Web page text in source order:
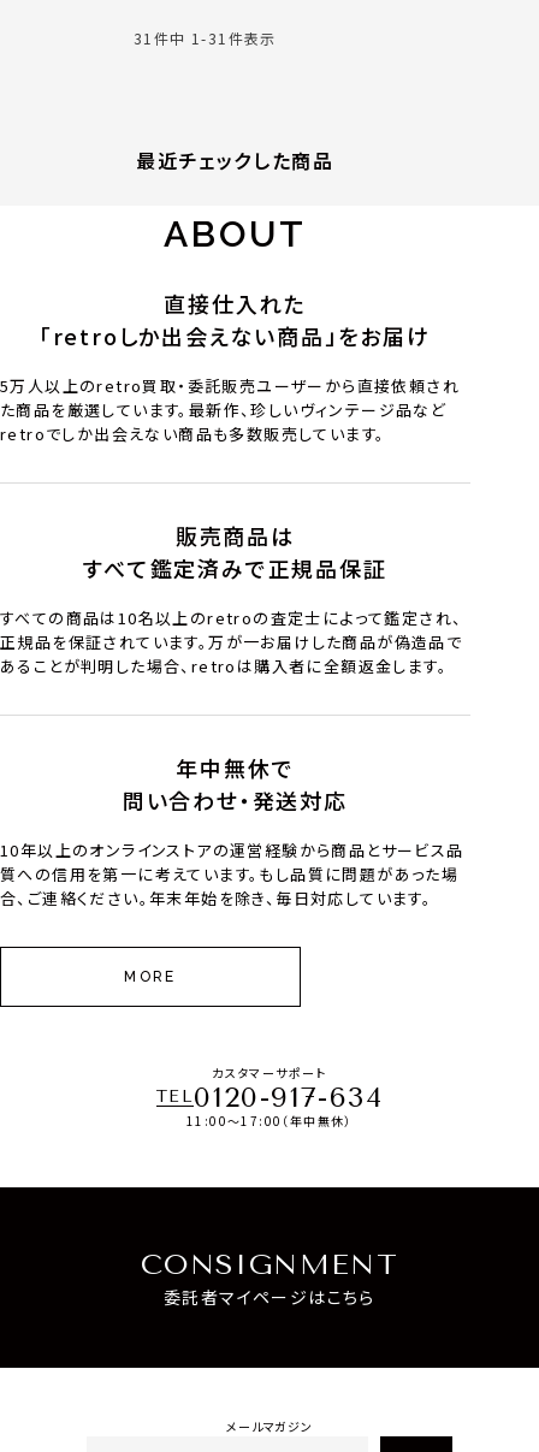
31件中 1-31件表示
最近チェックした商品
ABOUT
直接仕入れた
「retroしか出会えない商品」をお届け
5万人以上のretro買取・委託販売ユーザーから直接依頼され
た商品を厳選しています。最新作、珍しいヴィンテージ品など
retroでしか出会えない商品も多数販売しています。
販売商品は
すべて鑑定済みで正規品保証
すべての商品は10名以上のretroの査定士によって鑑定され、
正規品を保証されています。万が一お届けした商品が偽造品で
あることが判明した場合、retroは購入者に全額返金します。
年中無休で
問い合わせ・発送対応
10年以上のオンラインストアの運営経験から商品とサービス品
質への信用を第一に考えています。もし品質に問題があった場
合、ご連絡ください。年末年始を除き、毎日対応しています。
MORE
カスタマーサポート
TEL0120-917-634
11:00～17:00（年中無休）
CONSIGNMENT
委託者マイページはこちら
メールマガジン